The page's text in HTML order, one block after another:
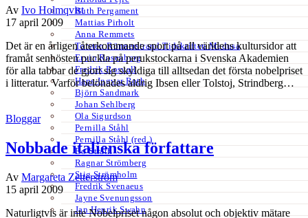
Ruth Pergament
Mattias Pirholt
Anna Remmets
Torsten Rönnerstrand Tidskriften Medusa
Ervin Rosenberg
Fredrik Rosvall
Hans-Ingvar Roth
Björn Sandmark
Johan Sehlberg
Ola Sigurdson
Pernilla Ståhl
Pernilla Ståhl (red.)
Bo Stråth
Ragnar Strömberg
Stig Strömholm
Fredrik Svenaeus
Jayne Svenungsson
Jan Henrik Swahn
Av Ivo Holmqvist
17 april 2009
Det är en årligen återkommande sport på all världens kultursidor att
framåt senhösten puckla på perukstockarna i Svenska Akademien
för alla tabbar de gjort sig skyldiga till alltsedan det första nobelpriset
i litteratur. Varför belönades aldrig Ibsen eller Tolstoj, Strindberg…
Bloggar
Nobbade italienska författare
Av Margareta Zetterström
15 april 2009
Naturligtvis är inte Nobelpriset någon absolut och objektiv mätare